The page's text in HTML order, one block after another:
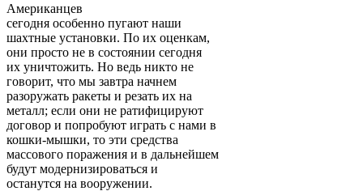
Американцев
сегодня особенно пугают наши
шахтные установки. По их оценкам,
они просто не в состоянии сегодня
их уничтожить. Но ведь никто не
говорит, что мы завтра начнем
разоружать ракеты и резать их на
металл; если они не ратифицируют
договор и попробуют играть с нами в
кошки-мышки, то эти средства
массового поражения и в дальнейшем
будут модернизироваться и
останутся на вооружении.